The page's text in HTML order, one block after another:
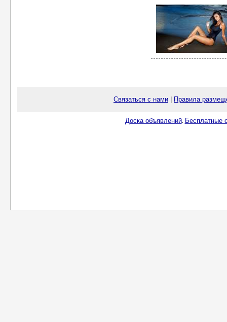
Связаться с нами Правила
Доска объявлений. Бесплатные